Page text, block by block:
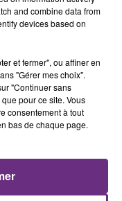
and combine data from
devices based on
et fermer", ou affiner en
"Gérer mes choix".
"Continuer sans
pour ce site. Vous
consentement à tout
bas de chaque page.